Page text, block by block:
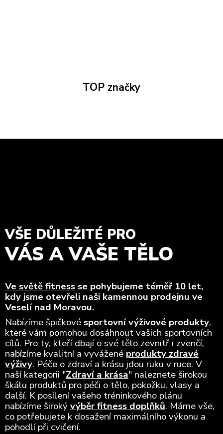
TOP značky
VŠE DŮLEŽITÉ PRO
VÁS A VAŠE TĚLO
Ve světě fitness se pohybujeme téměř 10 let,
kdy jsme otevřeli naši kamennou prodejnu ve
Veselí nad Moravou.
Nabízíme špičkové sportovní výživové produkty,
které vám pomohou dosáhnout vašich sportovních
cílů. Pro ty, kteří dbají o své tělo zevnitř i zvenčí,
nabízíme kvalitní a vyvážené produkty zdravé
výživy. Péče o zdraví a krásu jdou ruku v ruce. V
naší kategorii "Zdraví a krása" naleznete širokou
škálu produktů pro péči o tělo, pokožku, vlasy a
další. K posílení vašeho tréninkového plánu
nabízíme širokývýběr fitness doplňků. Máme vše,
co potřebujete k dosažení maximálního výkonu a
pohodlí při cvičení.